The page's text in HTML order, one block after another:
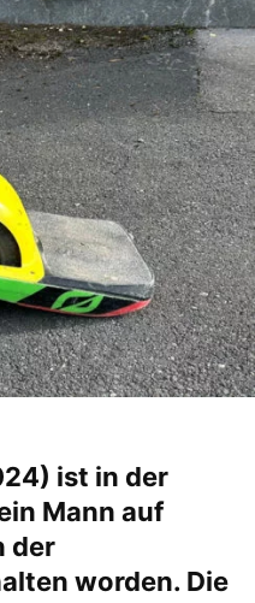
ist in der
Mann auf
der
worden. Die